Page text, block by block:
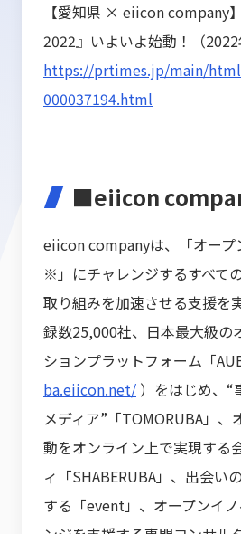
【愛知県 × eiicon company
2022』いよいよ始動！（2022
https://prtimes.jp/main/
000037194.html
■eiicon
eiicon companyは、「オープ
※」にチャレンジするすべて
取り組みを加速させる支援を
録数25,000社、日本最大級の
ションプラットフォーム「
ba.eiicon.net/ ）をはじめ、“
メディア”「TOMORUBA」、
動をオンライン上で実現する
ィ「SHABERUBA」、出会い
する「event」、オープンイ